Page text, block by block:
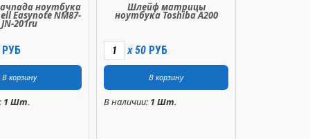
ноутбука
Easynote NM87-
JN-201ru
РУБ
1 Шт.
Шлейф матрицы
ноутбука Toshiba A200
X 50 РУБ
В наличии: 1 Шт.